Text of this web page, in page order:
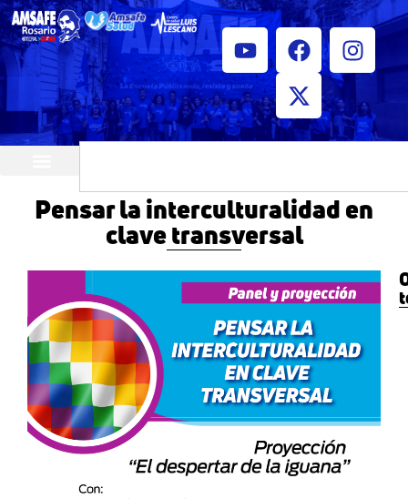
Pensar la interculturalidad en
clave transversal